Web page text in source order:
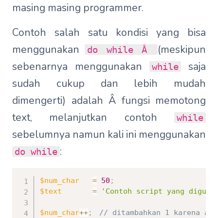
masing masing programmer.
Contoh salah satu kondisi yang bisa
menggunakan
do while Â
(meskipun
sebenarnya menggunakan
while
saja
sudah cukup dan lebih mudah
dimengerti) adalah Â fungsi memotong
text, melanjutkan contoh
while
sebelumnya namun kali ini menggunakan
do while :
$num_char = 50 ;
$text
= 'Contoh script yang
$num_char++;
// ditambahkan 1 karena